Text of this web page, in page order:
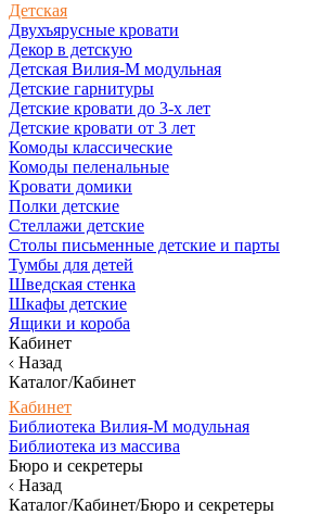
Детская
Двухъярусные кровати
Декор в детскую
Детская Вилия-М модульная
Детские гарнитуры
Детские кровати до 3-х лет
Детские кровати от 3 лет
Комоды классические
Комоды пеленальные
Кровати домики
Полки детские
Стеллажи детские
Столы письменные детские и парты
Тумбы для детей
Шведская стенка
Шкафы детские
Ящики и короба
Кабинет
Назад
Каталог/Кабинет
Кабинет
Библиотека Вилия-М модульная
Библиотека из массива
Бюро и секретеры
Назад
Каталог/Кабинет/Бюро и секретеры